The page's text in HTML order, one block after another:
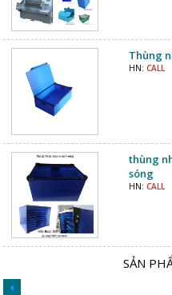
Thùng
HN: CALL
thùng
sóng
HN: CALL
SẢN